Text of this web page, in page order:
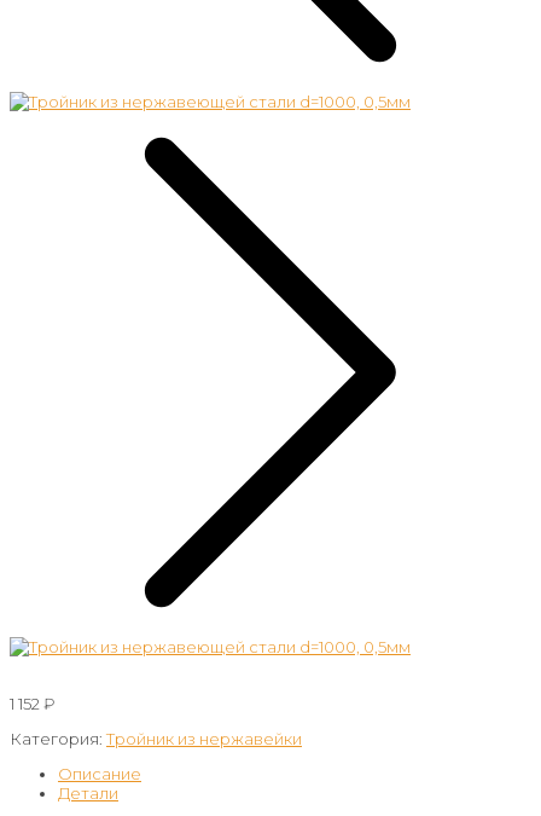
1 152 ₽
Категория: Тройник из нержавейки
Описание
Детали